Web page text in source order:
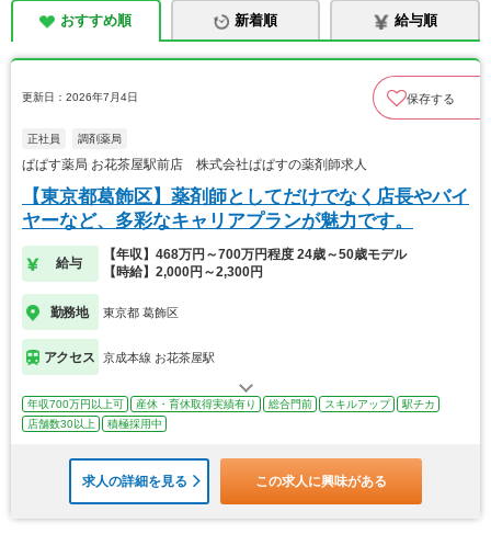
おすすめ順 新着順 給与順
更新日：2026年7月4日 保存する
正社員 調剤薬局
ぱぱす薬局 お花茶屋駅前店 株式会社ぱぱすの薬剤師求人
【東京都葛飾区】薬剤師としてだけでなく店長やバイ
ヤーなど、多彩なキャリアプランが魅力です。
給与
【年収】468万円～700万円程度 24歳～50歳モデル
【時給】2,000円～2,300円
勤務地 東京都 葛飾区
アクセス 京成本線 お花茶屋駅
年収700万円以上可 産休・育休取得実績有り 総合門前 スキルアップ
駅チカ
店舗数30以上
積極採用中
求人の詳細を見る この求人に興味がある